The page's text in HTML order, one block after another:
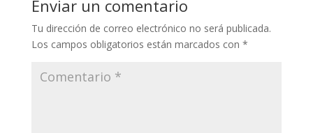
Enviar un comentario
Tu dirección de correo electrónico no será publicada.
Los campos obligatorios están marcados con *